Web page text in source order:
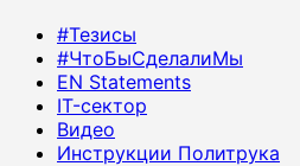
#Тезисы
#ЧтоБыСделалиМы
EN Statements
IT-сектор
Видео
Инструкции Политрука